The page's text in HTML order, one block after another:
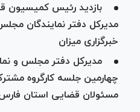
بازدید رئیس
مدیرکل دفتر نمایندگان
خبرگزاری میزان
مدیرکل دفتر مجلس و
چهارمین جلسه کارگروه
مسئولان قضایی استان فارس